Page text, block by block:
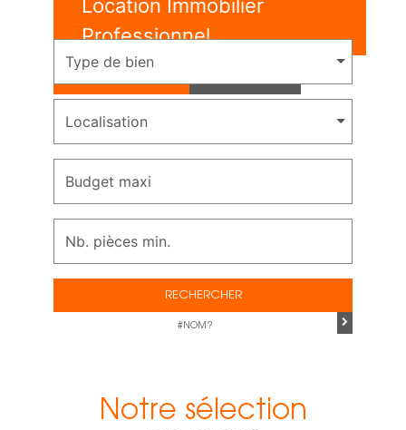
Location Immobilier
Professionnel
Location
Type de bien
Localisation
RECHERCHER
#NOM?
Notre sélection